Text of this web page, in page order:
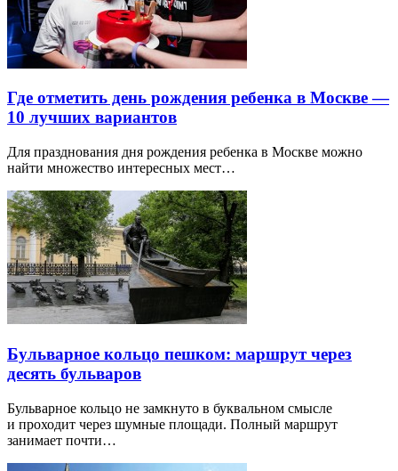
Где отметить день рождения ребенка в Москве —
10 лучших вариантов
Для празднования дня рождения ребенка в Москве можно
найти множество интересных мест…
Бульварное кольцо пешком: маршрут через
десять бульваров
Бульварное кольцо не замкнуто в буквальном смысле
и проходит через шумные площади. Полный маршрут
занимает почти…